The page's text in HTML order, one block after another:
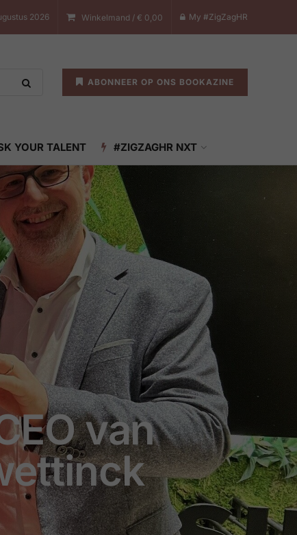
2026 Winkelmand / € 0,00 My #ZigZagHR
ABONNEER OP ONS BOOKAZINE
YOUR TALENT #ZIGZAGHR NXT
van